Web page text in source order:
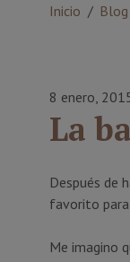
Inicio Blog
8 enero,
La
Después de
favorito
Me imagino